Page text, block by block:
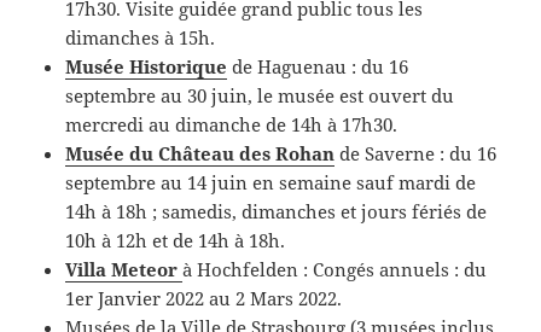
17h30. Visite guidée grand public tous les
dimanches à 15h.
Musée Historique de Haguenau : du 16
septembre au 30 juin, le musée est ouvert du
mercredi au dimanche de 14h à 17h30.
Musée du Château des Rohan de Saverne : du 16
septembre au 14 juin en semaine sauf mardi de
14h à 18h ; samedis, dimanches et jours fériés de
10h à 12h et de 14h à 18h.
Villa Meteor à Hochfelden : Congés annuels : du
1er Janvier 2022 au 2 Mars 2022.